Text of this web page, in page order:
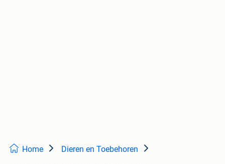
Home Dieren en Toebehoren